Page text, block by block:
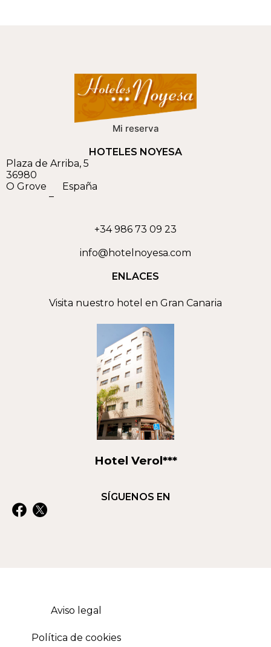
Mi reserva
HOTELES NOYESA
Plaza de Arriba, 5
36980
O Grove
–
España
+34 986 73 09 23
info@hotelnoyesa.com
ENLACES
Visita nuestro hotel en Gran Canaria
Hotel Verol***
SÍGUENOS EN
Aviso legal
Política de cookies